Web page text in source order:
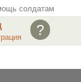
солдатам
?